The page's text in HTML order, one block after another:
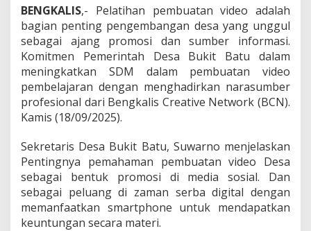
m
u
t
a
n
V
d
P
e
m
e
i
BENGKALIS,- Pelatihan pembuatan video adalah
bagian penting pengembangan desa yang unggul
sebagai ajang promosi dan sumber informasi.
Komitmen Pemerintah Desa Bukit Batu dalam
meningkatkan SDM dalam pembuatan video
pembelajaran dengan menghadirkan narasumber
profesional dari Bengkalis Creative Network (BCN).
Kamis (18/09/2025).
Sekretaris Desa Bukit Batu, Suwarno menjelaskan
Pentingnya pemahaman pembuatan video Desa
sebagai bentuk promosi di media sosial. Dan
sebagai peluang di zaman serba digital dengan
memanfaatkan smartphone untuk mendapatkan
keuntungan secara materi.